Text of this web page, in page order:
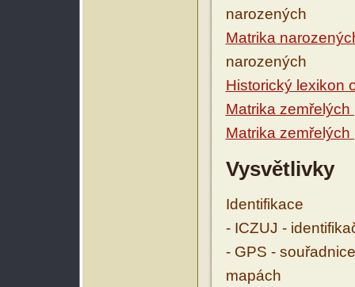
narozených
Matrika
narozených
Historický lexikon
Matrika
Matrika
Vysvětlivky
Identifikace
- ICZUJ -
- GPS -
mapách